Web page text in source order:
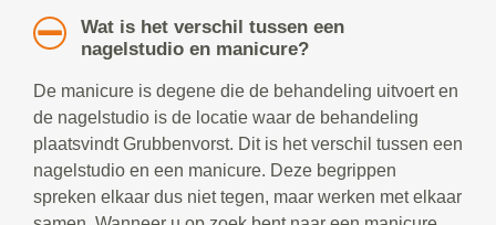
Wat is het verschil tussen een
nagelstudio en manicure?
De manicure is degene die de behandeling uitvoert en
de nagelstudio is de locatie waar de behandeling
plaatsvindt Grubbenvorst. Dit is het verschil tussen een
nagelstudio en een manicure. Deze begrippen
spreken elkaar dus niet tegen, maar werken met elkaar